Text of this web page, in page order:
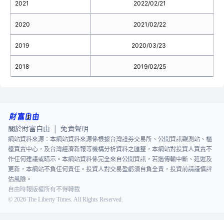
2021
2020
2019
2018
2022/02/21
2021/02/22
2020/03/23
2019/02/25
關於財富自由 免責聲明
網站資料來源：本網站資料來源係根據台灣證券交易所、公開資訊觀測站、櫃
檯買賣中心，及台灣經濟新報等機構分析資料之匯整，本網站對投資人買賣不
作任何建議或暗示。本網站資料係完全來自公開資訊，若遇傳輸中斷、延遲及
更新，本網站不負任何責任。投資人對交易盈虧須自負全責，投資前請謹慎評
估風險。
自由時報版權所有不得轉載
© 2026 The Liberty Times. All Rights Reserved.